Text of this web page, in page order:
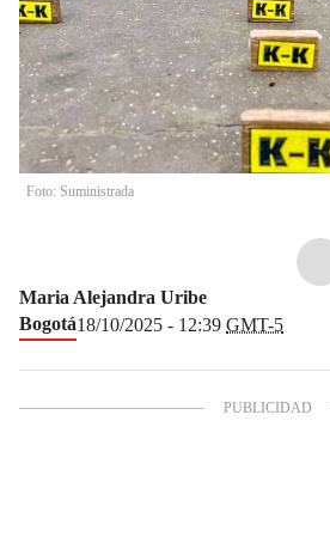
Foto: Suministrada
Maria Alejandra Uribe
Bogotá18/10/2025 - 12:39 GMT-5